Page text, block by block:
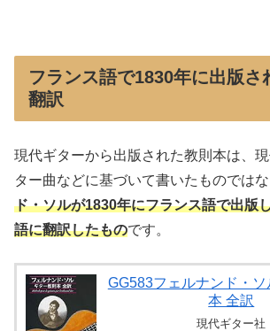
フランス語で1830年に出版さ
翻訳
現代ギターから出版された教則本は、
ター曲などに基づいて書いたものではな
ド・ソルが1830年にフランス語で出版
語に翻訳したものです。
GG583フェルナンド・ソ
本 全訳
現代ギター社